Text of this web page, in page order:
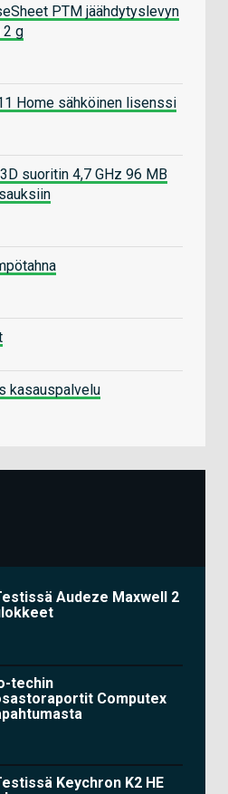
PTM jäähdytyslevyn
2 g
Home sähköinen lisenssi
suoritin 4,7 GHz 96 MB
kasauspalvelu
Audeze Maxwell 2
techin
Computex
Keychron K2 HE